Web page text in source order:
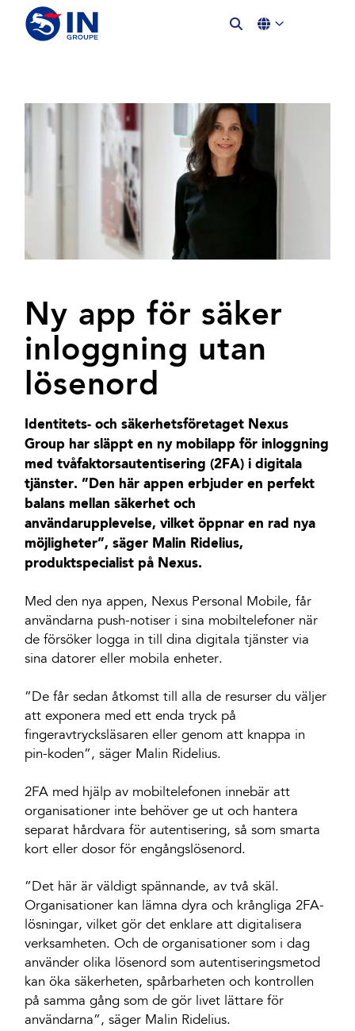
Ny app för säker
inloggning utan
lösenord
Identitets- och säkerhetsföretaget Nexus
Group har släppt en ny mobilapp för inloggning
med tvåfaktorsautentisering (2FA) i digitala
tjänster. ”Den här appen erbjuder en perfekt
balans mellan säkerhet och
användarupplevelse, vilket öppnar en rad nya
möjligheter”, säger Malin Ridelius,
produktspecialist på Nexus.
Med den nya appen, Nexus Personal Mobile, får
användarna push-notiser i sina mobiltelefoner när
de försöker logga in till dina digitala tjänster via
sina datorer eller mobila enheter.
”De får sedan åtkomst till alla de resurser du väljer
att exponera med ett enda tryck på
fingeravtrycksläsaren eller genom att knappa in
pin-koden”, säger Malin Ridelius.
2FA med hjälp av mobiltelefonen innebär att
organisationer inte behöver ge ut och hantera
separat hårdvara för autentisering, så som smarta
kort eller dosor för engångslösenord.
”Det här är väldigt spännande, av två skäl.
Organisationer kan lämna dyra och krångliga 2FA-
lösningar, vilket gör det enklare att digitalisera
verksamheten. Och de organisationer som i dag
använder olika lösenord som autentiseringsmetod
kan öka säkerheten, spårbarheten och kontrollen
på samma gång som de gör livet lättare för
användarna”, säger Malin Ridelius.